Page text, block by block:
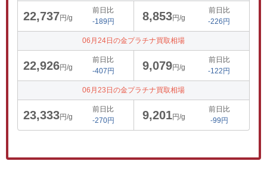
22,737円/g
前日比
-189円
8,853円/g
前日比
-226円
06月24日の金プラチナ買取相場
22,926円/g
前日比
-407円
9,079円/g
前日比
-122円
06月23日の金プラチナ買取相場
23,333円/g
前日比
-270円
9,201円/g
前日比
-99円